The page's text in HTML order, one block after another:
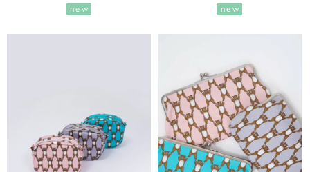
new
new